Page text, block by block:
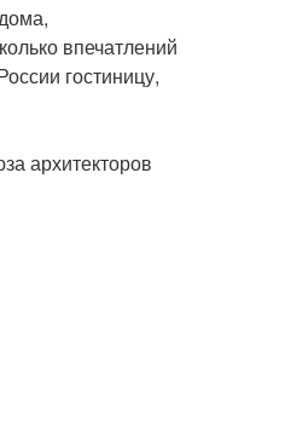
впечатлений
гостиницу,
архитекторов